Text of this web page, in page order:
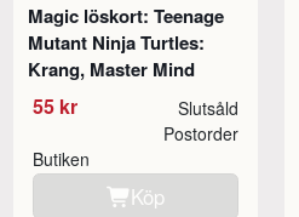
Magic löskort: Teenage
Mutant Ninja Turtles:
Krang, Master Mind
55 kr Slutsåld
Butiken
Postorder
Köp